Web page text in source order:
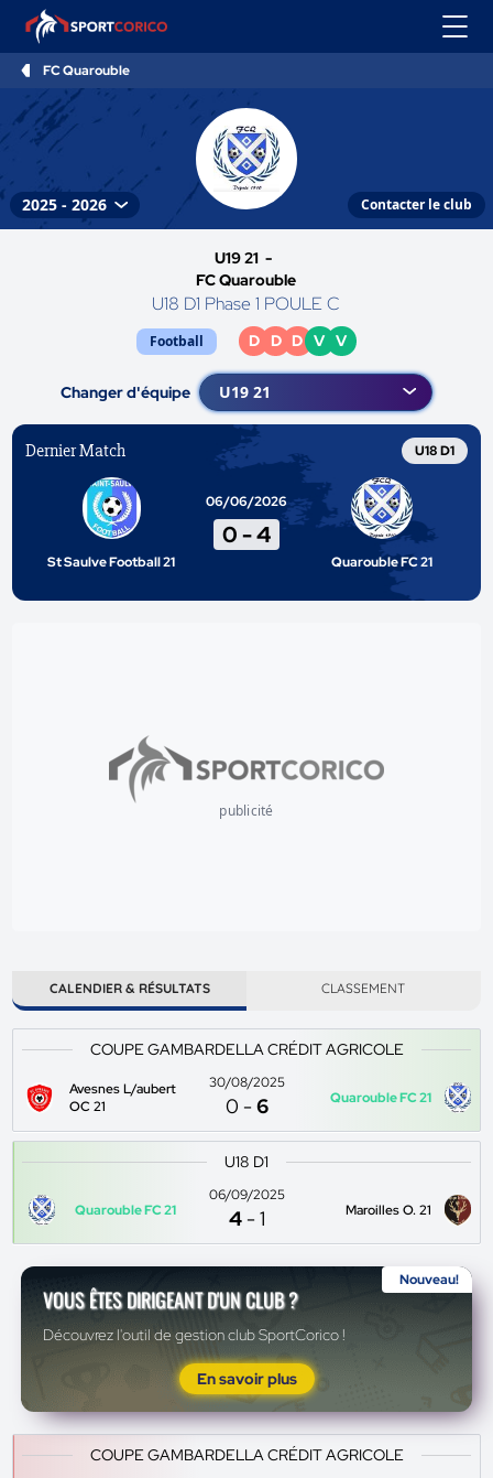
FC Quarouble
Contacter le club
U19 21 -
FC Quarouble
U18 D1 Phase 1 POULE C
Football D D D V V
Changer d'équipe
Dernier Match U18 D1
St Saulve Football 21
06/06/2026
0-4
Quarouble FC 21
publicité
CALENDIER & RÉSULTATS CLASSEMENT
COUPE GAMBARDELLA CRÉDIT AGRICOLE
Avesnes L/aubert
OC 21
30/08/2025
0 -6 Quarouble FC 21
U18 D1
Quarouble FC 21
06/09/2025
4 -1 Maroilles O. 21
Nouveau!
VOUS ÊTES DIRIGEANT D'UN CLUB ?
Découvrez l'outil de gestion club SportCorico !
En savoir plus
COUPE GAMBARDELLA CRÉDIT AGRICOLE